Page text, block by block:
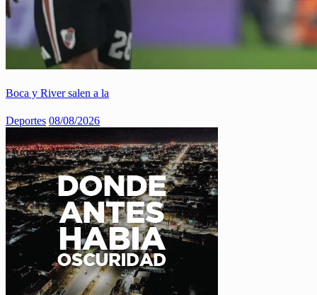
Boca y River salen a la
Deportes 08/08/2026